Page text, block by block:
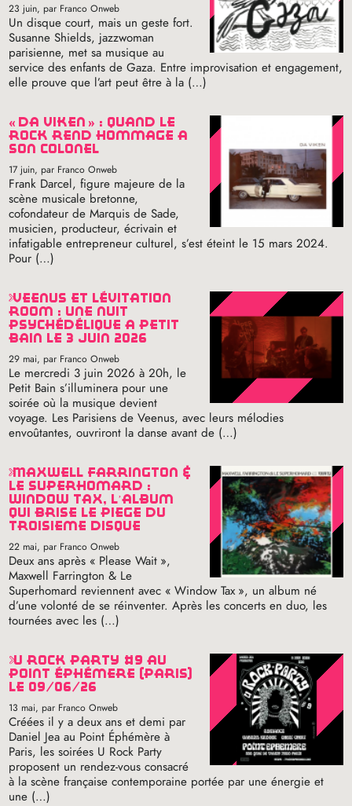
23 juin, par Franco Onweb
Un disque court, mais un geste fort.
Susanne Shields, jazzwoman
parisienne, met sa musique au
service des enfants de Gaza. Entre improvisation et engagement,
elle prouve que l’art peut être à la (…)
« da viken » : quand le
rock rend hommage à
son colonel
17 juin, par Franco Onweb
Frank Darcel, figure majeure de la
scène musicale bretonne,
cofondateur de Marquis de Sade,
musicien, producteur, écrivain et
infatigable entrepreneur culturel, s’est éteint le 15 mars 2024.
Pour (…)
veenus et lévitation
room : une nuit
psychédélique à petit
bain le 3 juin 2026
29 mai, par Franco Onweb
Le mercredi 3 juin 2026 à 20h, le
Petit Bain s’illuminera pour une
soirée où la musique devient
voyage. Les Parisiens de Veenus, avec leurs mélodies
envoûtantes, ouvriront la danse avant de (…)
maxwell farrington &
le superhomard :
window tax, l’album
qui brise le piège du
troisième disque
22 mai, par Franco Onweb
Deux ans après « Please Wait »,
Maxwell Farrington & Le
Superhomard reviennent avec « Window Tax », un album né
d’une volonté de se réinventer. Après les concerts en duo, les
tournées avec les (…)
u rock party #9 au
point éphémère (paris)
le 09/06/26
13 mai, par Franco Onweb
Créées il y a deux ans et demi par
Daniel Jea au Point Éphémère à
Paris, les soirées U Rock Party
proposent un rendez-vous consacré
à la scène française contemporaine portée par une énergie et
une (…)